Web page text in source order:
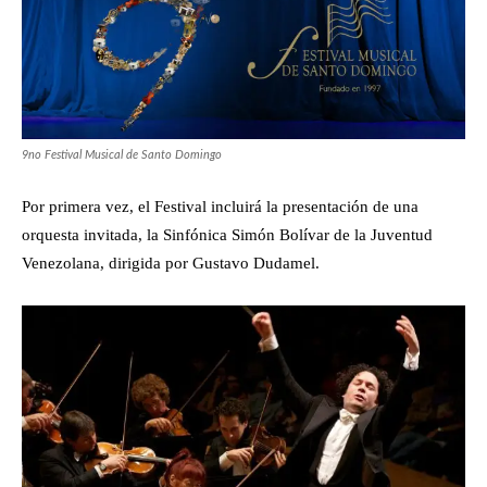
9no Festival Musical de Santo Domingo
Por primera vez, el Festival incluirá la presentación de una
orquesta invitada, la Sinfónica Simón Bolívar de la Juventud
Venezolana, dirigida por Gustavo Dudamel.